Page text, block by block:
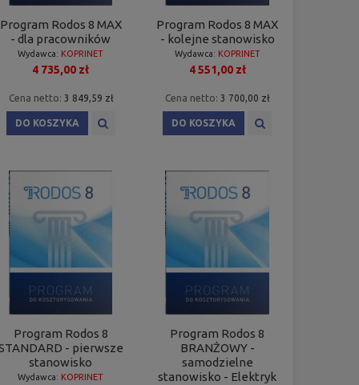
Program Rodos 8 MAX
- dla pracowników
Wydawca: KOPRINET
4 735,00 zł
Cena netto: 3 849,59 zł
DO KOSZYKA
Program Rodos 8 MAX
- kolejne stanowisko
Wydawca: KOPRINET
4 551,00 zł
Cena netto:3 700,00 zł
DO KOSZYKA
Program Rodos 8
- pierwsze
stanowisko
Wydawca: KOPRINET
Program Rodos 8
BRANŻOWY -
samodzielne
stanowisko - Elektryk